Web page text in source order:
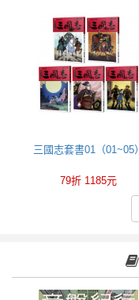
三國志套書01（01~05）
79折 1185元